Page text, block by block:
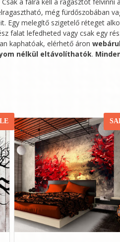
még fürdőszobában
Egy melegítő szigetelő réteget
falat lefedheted vagy csak egy
kaphatóak, elérhető áron
nélkül eltávolíthatók.